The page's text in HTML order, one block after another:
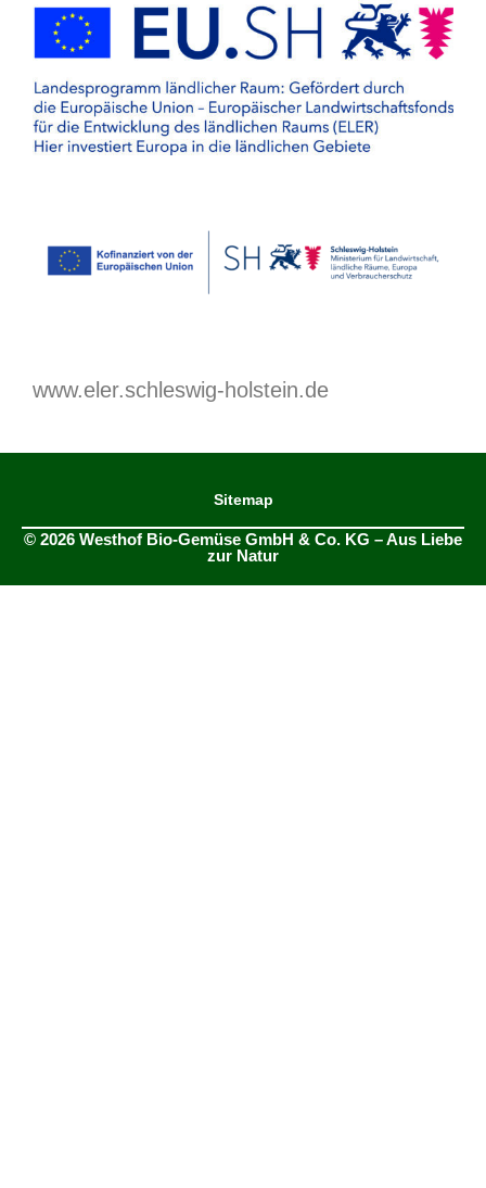
www.eler.schleswig-holstein.de
Sitemap
© 2026 Westhof Bio-Gemüse GmbH & Co. KG – Aus Liebe
zur Natur